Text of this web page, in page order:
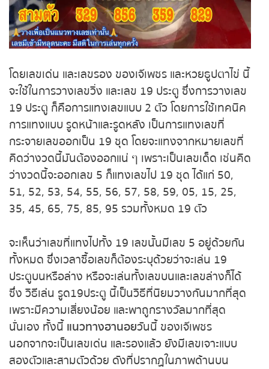
โดยเลขเด่น และเลขรอง ของเจ๊เพชร และหวยธูปตาไข่ นี้
จะใช้ในการวางเลขวิ่ง และเลข 19 ประตู ซึ่งการวางเลข
19 ประตู ก็คือการแทงเลขแบบ 2 ตัว โดยการใช้เทคนิค
การแทงแบบ รูดหน้าและรูดหลัง เป็นการแทงเลขที่
กระจายเลขออกเป็น 19 ชุด โดยจะแทงจากหมายเลขที่
คิดว่างวดนี้มันต้องออกแน่ ๆ เพราะเป็นเลขเด็ด เช่นคิด
ว่างวดนี้จะออกเลข 5 ก็แทงเลขไป 19 ชุด ได้แก่ 50,
51, 52, 53, 54, 55, 56, 57, 58, 59, 05, 15, 25,
35, 45, 65, 75, 85, 95 รวมทั้งหมด 19 ตัว
จะเห็นว่าเลขที่แทงไปทั้ง 19 เลขนั้นมีเลข 5 อยู่ด้วยกัน
ทั้งหมด ซึ่งเวลาซื้อเลขก็ต้องระบุด้วยว่าจะเล่น 19
ประตูบนหรือล่าง หรือจะเล่นทั้งเลขบนและเลขล่างก็ได้
ซึ่ง วิธีเล่น รูด19ประตู นี้เป็นวิธีที่นิยมวางกันมากที่สุด
เพราะมีความเสี่ยงน้อย และพาถูกรางวัลมากที่สุด
นั่นเอง ทั้งนี้แนวทางฮานอยวันนี้ ของเจ๊เพชร
นอกจากจะเป็นเลขเด่น และรองแล้ว ยังมีเลขเจาะแบบ
สองตัวและสามตัวด้วย ดังที่ปรากฏในภาพด้านบน